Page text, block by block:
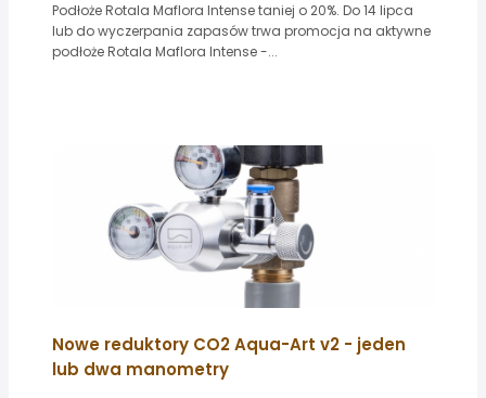
Podłoże Rotala Maflora Intense taniej o 20%. Do 14 lipca
lub do wyczerpania zapasów trwa promocja na aktywne
podłoże Rotala Maflora Intense -...
Nowe reduktory CO2 Aqua-Art v2 - jeden
lub dwa manometry